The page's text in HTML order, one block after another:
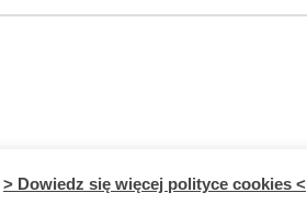
> Dowiedz się więcej polityce cookies <